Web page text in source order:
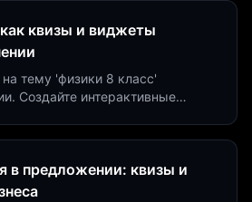
квизы и виджеты
тему 'физики 8 класс'
Создайте интерактивные
в предложении: квизы и